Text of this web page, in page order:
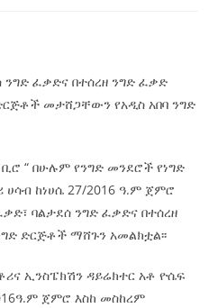
ንግድ ፈቃድና በተሰረዘ ንግድ ፈቃድ
መታሸጋቸውን የአዲስ አበባ ንግድ
“ በሁሉም የንግድ መንደሮች የነግድ
ሀሳብ ከነሀሴ 27/2016 ዓ.ም ጀምሮ
ባልታደሰ ንግድ ፈቃድና በተሰረዘ
ድርጅቶች ማሸጉን አመልክቷል፡፡
ኢንስፔክሽን ዳይሬክተር አቶ ዮሴፍ
ጀምሮ እስከ መስከረም